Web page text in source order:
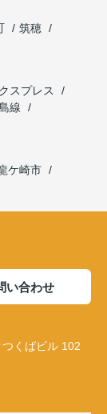
筑穂
スプレス
線
ケ崎市
い合わせ
くばビル 102